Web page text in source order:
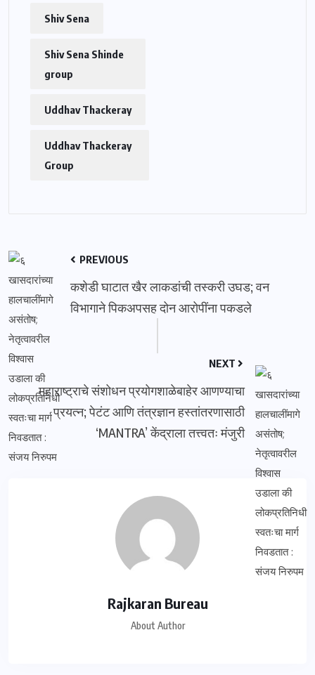
Shiv Sena
Shiv Sena Shinde
group
Uddhav Thackeray
Uddhav Thackeray
Group
PREVIOUS
कशेडी घाटात खैर लाकडांची तस्करी उघड; वन
विभागाने पिकअपसह दोन आरोपींना पकडले
NEXT
महाराष्ट्राचे संशोधन प्रयोगशाळेबाहेर आणण्याचा
प्रयत्न; पेटंट आणि तंत्रज्ञान हस्तांतरणासाठी
‘MANTRA’ केंद्राला तत्त्वतः मंजुरी
Rajkaran Bureau
About Author